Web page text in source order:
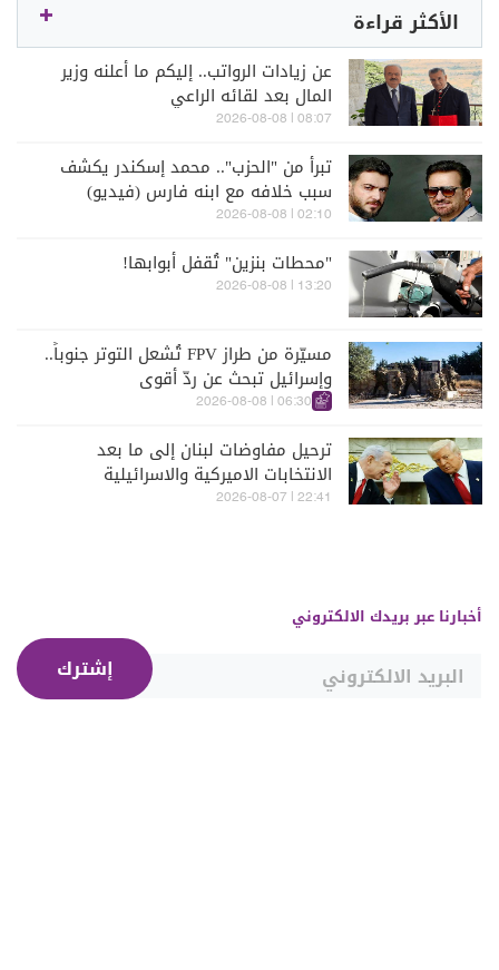
الأكثر قراءة
عن زيادات الرواتب.. إليكم ما أعلنه وزير
المال بعد لقائه الراعي
08:07 | 2026-08-08
تبرأ من "الحزب".. محمد إسكندر يكشف
سبب خلافه مع ابنه فارس (فيديو)
02:10 | 2026-08-08
"محطات بنزين" تُقفل أبوابها!
13:20 | 2026-08-08
مسيّرة من طراز FPV تُشعل التوتر جنوباً..
وإسرائيل تبحث عن ردّ أقوى
06:30 | 2026-08-08
ترحيل مفاوضات لبنان إلى ما بعد
الانتخابات الاميركية والاسرائيلية
22:41 | 2026-08-07
أخبارنا عبر بريدك الالكتروني
إشترك